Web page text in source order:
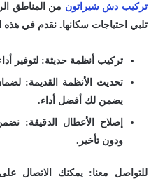
تركيب دش شيراتون من المناطق
تلبي احتياجات سكانها. نقدم في هذه
تركيب أنظمة حديثة: لتوفير
تحديث الأنظمة القديمة:
يضمن لك أفضل أداء.
إصلاح الأعطال الدقيقة:
ودون تأخير.